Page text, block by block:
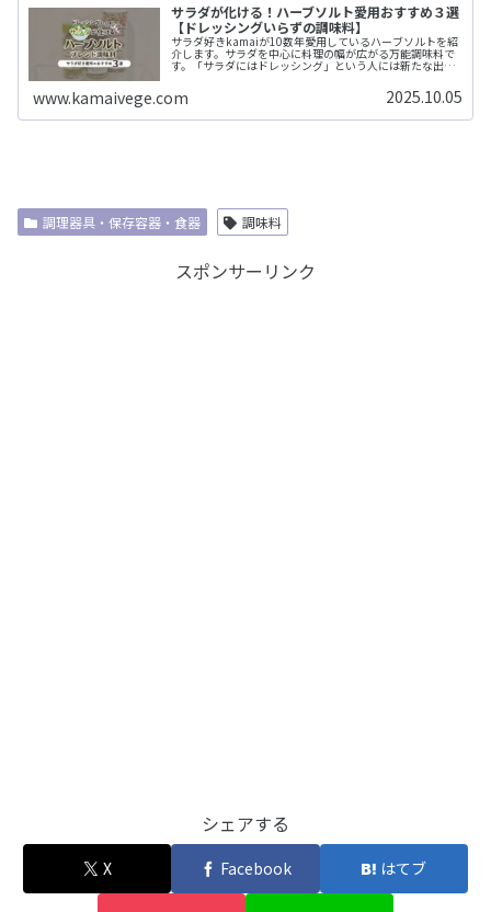
サラダが化ける！ハーブソルト愛用おすすめ３選
【ドレッシングいらずの調味料】
サラダ好きkamaiが10数年愛用しているハーブソルトを紹
介します。サラダを中心に料理の幅が広がる万能調味料で
す。「サラダにはドレッシング」という人には新たな出会
いになりますよ。
www.kamaivege.com 2025.10.05
調理器具・保存容器・食器 調味料
スポンサーリンク
シェアする
X Facebook はてブ